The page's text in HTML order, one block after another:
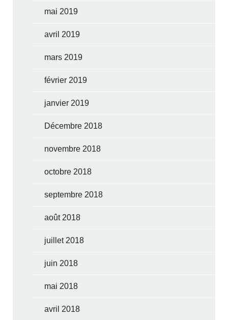
mai 2019
avril 2019
mars 2019
février 2019
janvier 2019
Décembre 2018
novembre 2018
octobre 2018
septembre 2018
août 2018
juillet 2018
juin 2018
mai 2018
avril 2018